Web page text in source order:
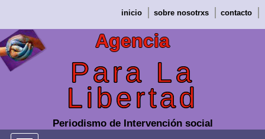
contenido
inicio sobre nosotrxs contacto
Agencia
Para La
Libertad
Periodismo de Intervención social